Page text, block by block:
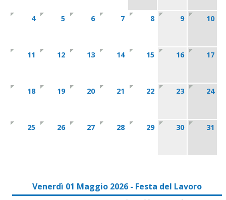
4 5 6 7 8 9 10
11 12 13 14 15 16 17
18 19 20 21 22 23 24
25 26 27 28 29 30 31
Venerdì 01 Maggio 2026 - Festa del Lavoro